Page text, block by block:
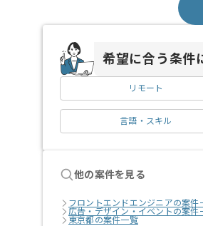
希望に合う条件
リモート
言語・スキル
他の案件を見る
フロントエンドエンジニアの案件
広告・デザイン・イベントの案件
東京都の案件一覧